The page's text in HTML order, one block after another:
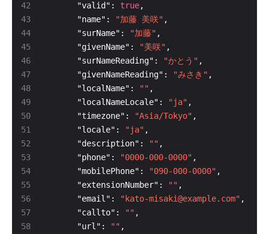
43
44
45
46
47
48
49
50
53
54
55
56
57
58
      "valid":
true
      "name":
"加藤 美咲"
      "surName":
"加藤"
      "givenName":
"美咲"
      "surNameReading":
"かとう"
      "givenNameReading":
"みさき"
      "localName":
""
      "localNameLocale":
"ja"
      "timezone":
"Asia/Tokyo"
      "locale":
"ja"
      "description":
""
      "phone":
"0000-000-0000"
      "mobilePhone":
"090-000-0000"
      "extensionNumber":
""
      "email":
"kato-misaki@example.com"
      "callto":
""
      "url":
""